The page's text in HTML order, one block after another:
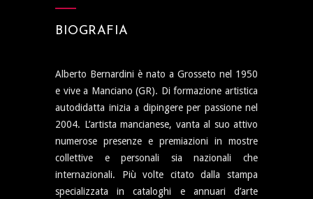
BIOGRAFIA
Alberto Bernardini è nato a Grosseto nel 1950
e vive a Manciano (GR). Di formazione artistica
autodidatta inizia a dipingere per passione nel
2004. L’artista mancianese, vanta al suo attivo
numerose presenze e premiazioni in mostre
collettive e personali sia nazionali che
internazionali. Più volte citato dalla stampa
specializzata in cataloghi e annuari d’arte